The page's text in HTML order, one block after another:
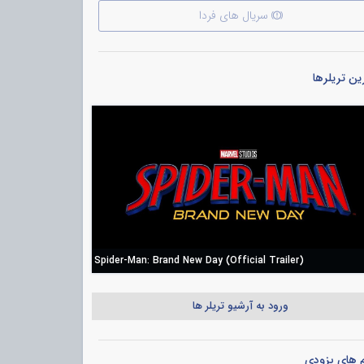
سریال های فردا
تریلرها
Spider-Man: Brand New Day (Official Trailer)
ورود به آرشیو تریلر ها
های بزودی